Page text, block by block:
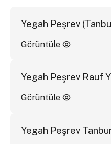
Yegah Peşrev
Görüntüle
Yegah Peşrev Rauf
Görüntüle
Yegah Peşrev